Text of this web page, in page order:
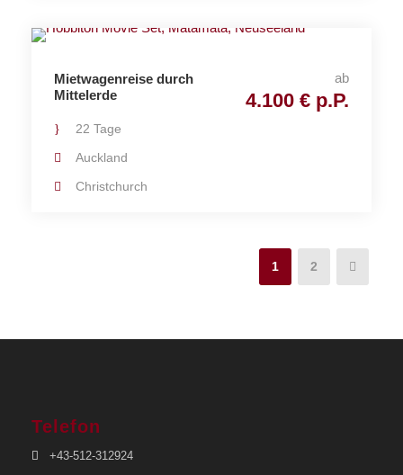
Mietwagenreise durch
Mittelerde
ab
4.100 € p.P.
22 Tage
Auckland
Christchurch
1 2
Telefon
+43-512-312924